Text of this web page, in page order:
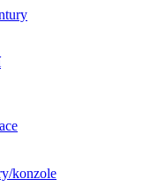
konzole